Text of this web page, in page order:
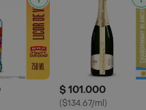
$ 101.000
($134.67/ml)